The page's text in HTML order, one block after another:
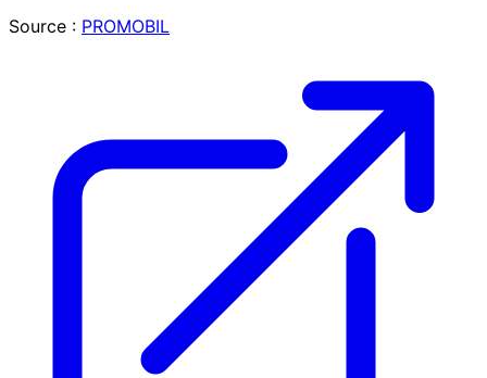
Source : PROMOBIL